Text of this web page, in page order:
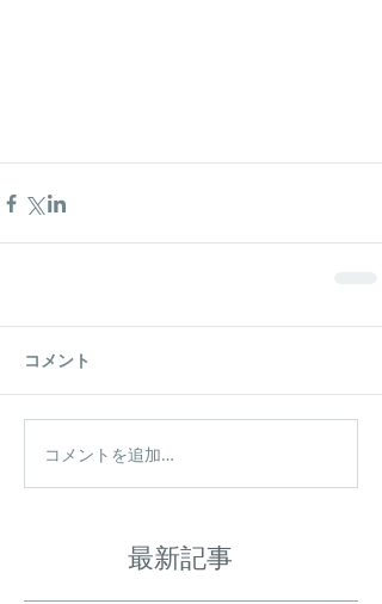
コメント
コメントを追加…
最新記事